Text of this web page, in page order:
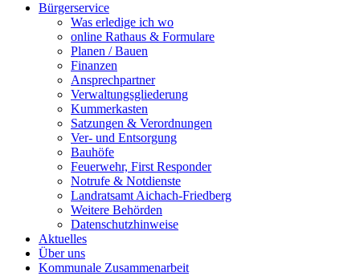
Bürgerservice
Was erledige ich wo
online Rathaus & Formulare
Planen / Bauen
Finanzen
Ansprechpartner
Verwaltungsgliederung
Kummerkasten
Satzungen & Verordnungen
Ver- und Entsorgung
Bauhöfe
Feuerwehr, First Responder
Notrufe & Notdienste
Landratsamt Aichach-Friedberg
Weitere Behörden
Datenschutzhinweise
Aktuelles
Über uns
Kommunale Zusammenarbeit